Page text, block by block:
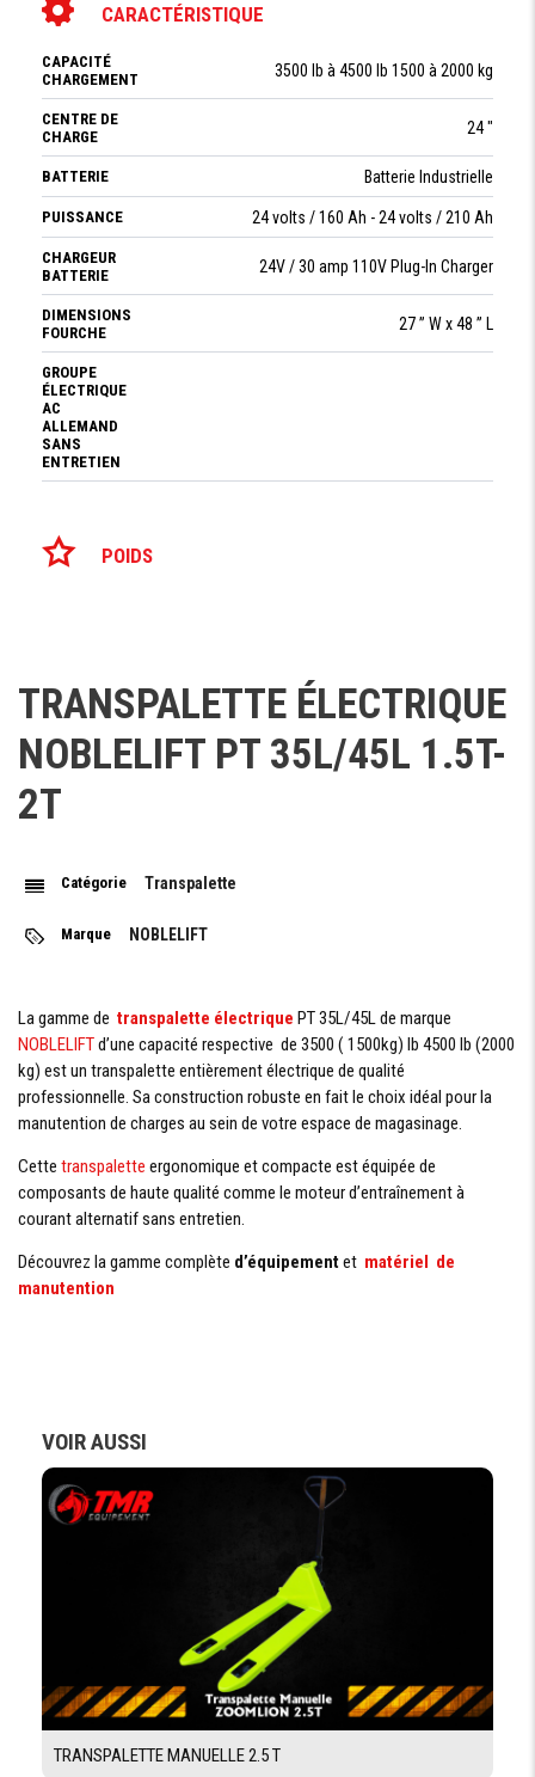
CARACTÉRISTIQUE
CAPACITÉ
CHARGEMENT
3500 Ib à 4500 Ib 1500 à 2000 kg
CENTRE DE
CHARGE
24 "
BATTERIE Batterie Industrielle
PUISSANCE 24 volts / 160 Ah - 24 volts / 210 Ah
CHARGEUR
BATTERIE
24V / 30 amp 110V Plug-In Charger
DIMENSIONS
FOURCHE
27 ” W x 48 ” L
GROUPE
ÉLECTRIQUE
AC
ALLEMAND
SANS
ENTRETIEN
POIDS
Demande De Devis
TRANSPALETTE ÉLECTRIQUE
NOBLELIFT PT 35L/45L 1.5T-
2T
Catégorie Transpalette
Marque NOBLELIFT
La gamme de transpalette électrique PT 35L/45L de marque
NOBLELIFTd’une capacité respective de 3500 ( 1500kg) Ib 4500 lb (2000
kg) est un transpalette entièrement électrique de qualité
professionnelle. Sa construction robuste en fait le choix idéal pour la
manutention de charges au sein de votre espace de magasinage.
Cette transpalette ergonomique et compacte est équipée de
composants de haute qualité comme le moteur d’entraînement à
courant alternatif sans entretien.
Découvrez la gamme complète d’équipementet matériel de
manutention
VOIR AUSSI
TRANSPALETTE MANUELLE 2.5 T